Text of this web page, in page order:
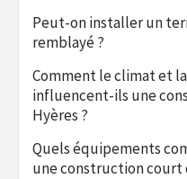
Peut-on installer un
remblayé ?
Comment le climat et
influencent-ils une
Hyères ?
Quels équipements
une construction court